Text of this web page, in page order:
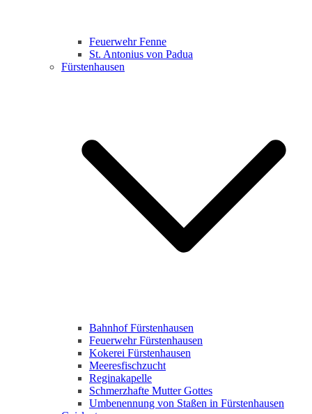
Feuerwehr Fenne
St. Antonius von Padua
Fürstenhausen
Bahnhof Fürstenhausen
Feuerwehr Fürstenhausen
Kokerei Fürstenhausen
Meeresfischzucht
Reginakapelle
Schmerzhafte Mutter Gottes
Umbenennung von Staßen in Fürstenhausen